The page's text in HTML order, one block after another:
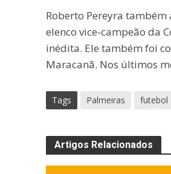
Roberto Pereyra
elenco vice-campeão da
inédita. Ele também foi
Maracanã. Nos últimos
Tags Palmeiras futebol
Artigos Relacionados